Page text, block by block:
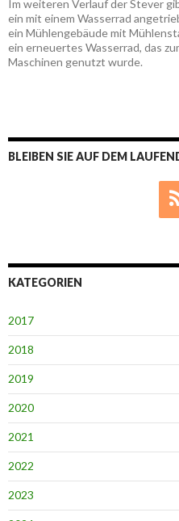
Im weiteren Verlauf der Stever
ein mit einem Wasserrad
ein Mühlengebäude mit
ein erneuertes Wasserrad, das
Maschinen genutzt wurde.
BLEIBEN SIE AUF DEM
KATEGORIEN
2017
2018
2019
2020
2021
2022
2023